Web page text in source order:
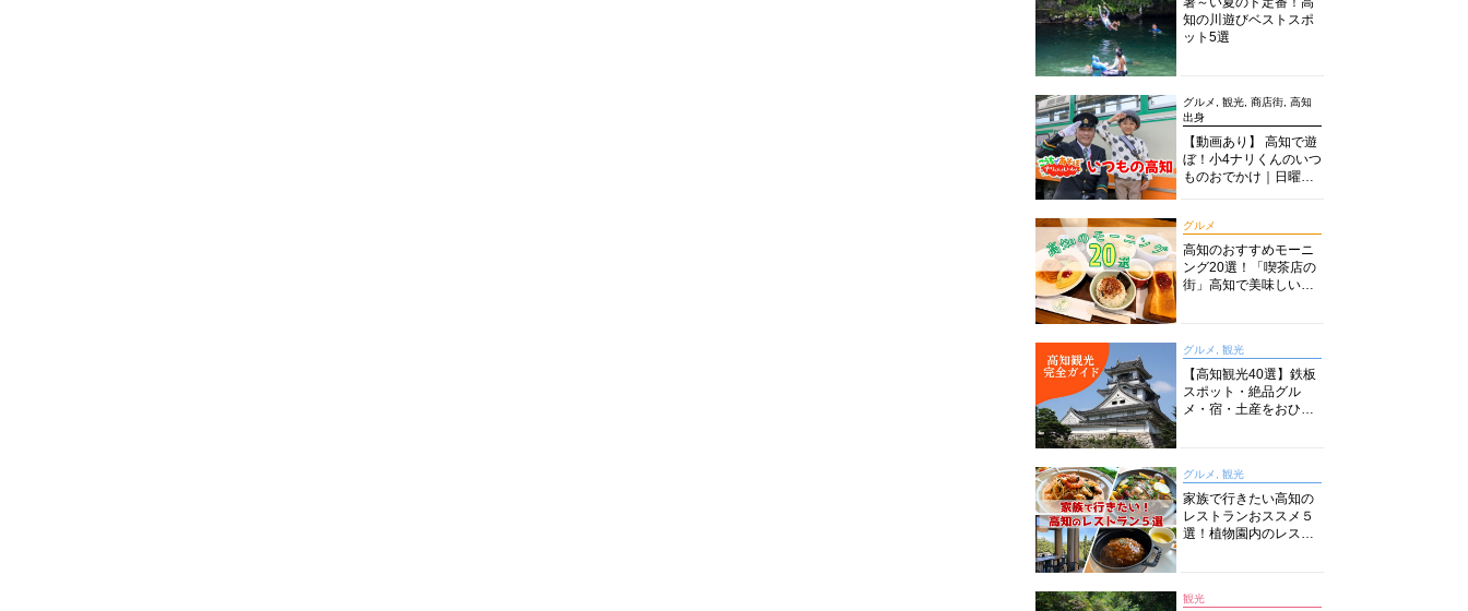
知の川遊びベストスポ
ット5選
グルメ, 観光, 商店街, 高知
出身
【動画あり】 高知で遊
ぼ！小4ナリくんのいつ
ものおでかけ｜日曜市
グルメ
高知のおすすめモーニ
ング20選！「喫茶店の
街」高知で美味しい喫
グルメ, 観光
【高知観光40選】鉄板
スポット・絶品グル
メ・宿・土産をおひと
グルメ, 観光
家族で行きたい高知の
レストランおススメ５
選！植物園内のレスト
観光